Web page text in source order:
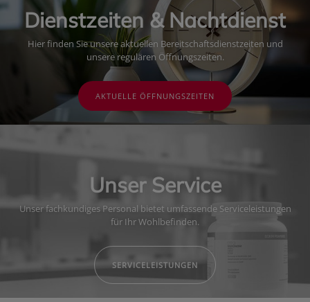
Dienstzeiten & Nachtdienst
Hier finden Sie unsere aktuellen Bereitschaftsdienstzeiten und
unsere regulären Öffnungszeiten.
AKTUELLE ÖFFNUNGSZEITEN
Unser Service
Unser fachkundiges Personal bietet umfassende Serviceleistungen
für Ihr Wohlbefinden.
SERVICELEISTUNGEN